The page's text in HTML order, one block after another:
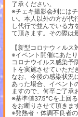
了承ください。
※チェキ撮影会列には
い。本人以外の方が代
し代行で並んでいる方
て頂きます。その際は
【新型コロナウィルス
※イベント開催にあた
コロナウイルス感染予
トを実施させていただ
なお、今後の感染状況
あった場合、イベント
ますので、何卒ご了承
※基準値37.5℃を上回
をお断りさせて頂きま
※発熱者・体調不良者